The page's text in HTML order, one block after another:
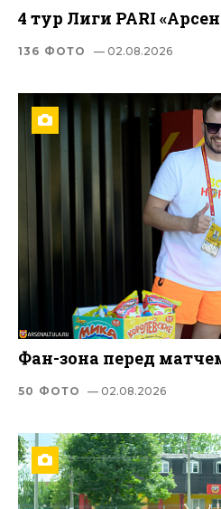
4 тур Лиги PARI
136 ФОТО — 02.08.2026
Фан-зона перед
50 ФОТО — 02.08.2026